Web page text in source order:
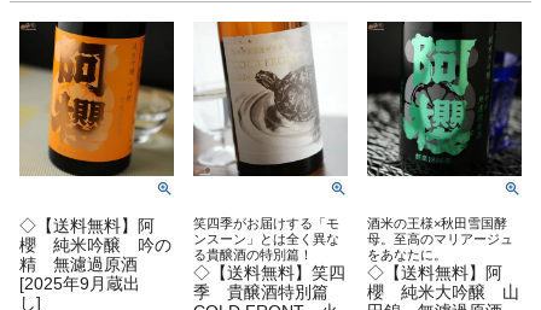
◇【送料無料】阿
櫻 純米吟醸 吟の
精 無濾過原酒
[2025年9月蔵出
し]
笑四季がお届けする「モ
ンスーン」とは全く異な
る貴醸酒の特別篇！
◇【送料無料】笑四
季 貴醸酒特別篇
酒米の王様×秋田雪国酵
母。至高のマリアージュ
をあなたに。
◇【送料無料】阿
櫻 純米大吟醸 山